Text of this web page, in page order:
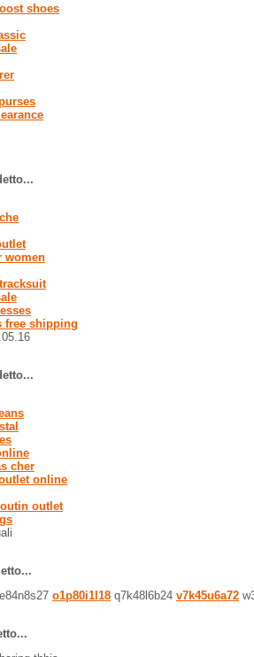
shoes
women
free shipping
cher
online
outlet
o1p80i1l18 q7k48l6b24 v7k45u6a72